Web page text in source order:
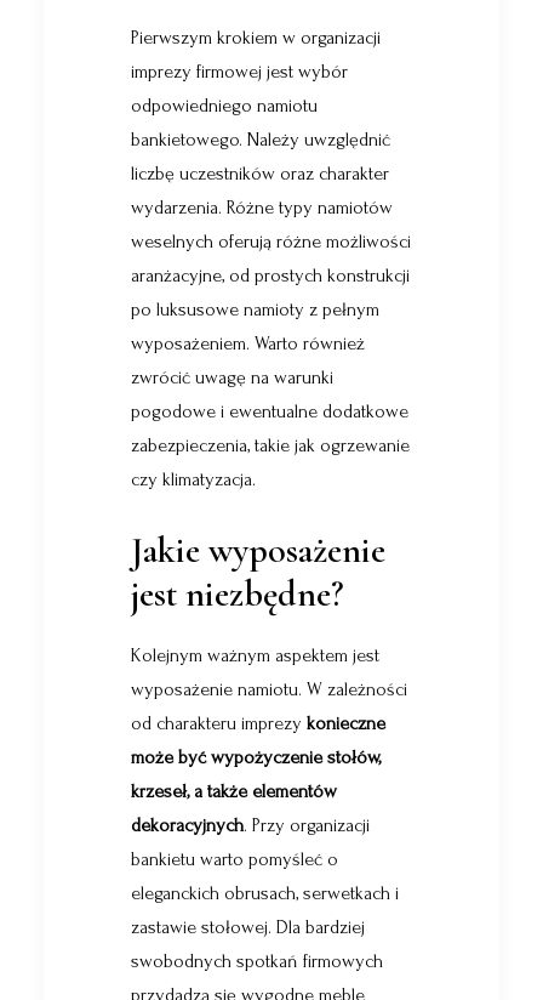
Pierwszym krokiem w organizacji
imprezy firmowej jest wybór
odpowiedniego namiotu
bankietowego. Należy uwzględnić
liczbę uczestników oraz charakter
wydarzenia. Różne typy namiotów
weselnych oferują różne możliwości
aranżacyjne, od prostych konstrukcji
po luksusowe namioty z pełnym
wyposażeniem. Warto również
zwrócić uwagę na warunki
pogodowe i ewentualne dodatkowe
zabezpieczenia, takie jak ogrzewanie
czy klimatyzacja.
Jakie wyposażenie
jest niezbędne?
Kolejnym ważnym aspektem jest
wyposażenie namiotu. W zależności
od charakteru imprezy konieczne
może być wypożyczenie stołów,
krzeseł, a także elementów
dekoracyjnych. Przy organizacji
bankietu warto pomyśleć o
eleganckich obrusach, serwetkach i
zastawie stołowej. Dla bardziej
swobodnych spotkań firmowych
przydadzą się wygodne meble